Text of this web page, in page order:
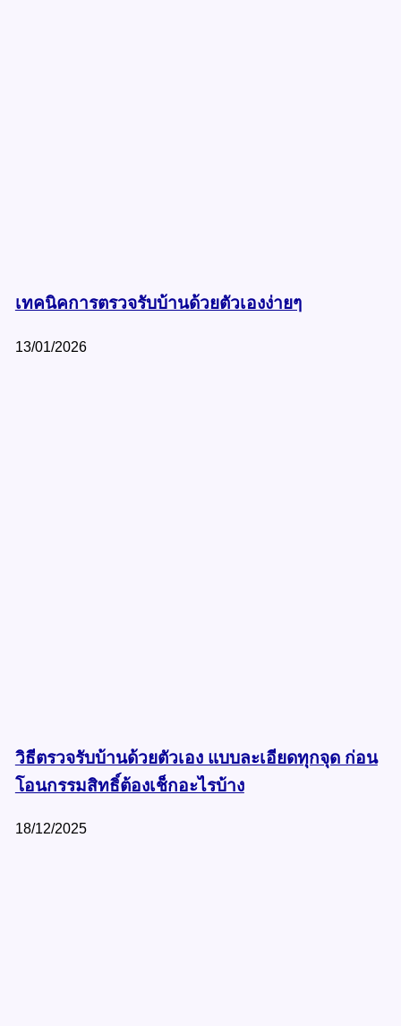
เทคนิคการตรวจรับบ้านด้วยตัวเองง่ายๆ
13/01/2026
วิธีตรวจรับบ้านด้วยตัวเอง แบบละเอียดทุกจุด ก่อน
โอนกรรมสิทธิ์ต้องเช็กอะไรบ้าง
18/12/2025